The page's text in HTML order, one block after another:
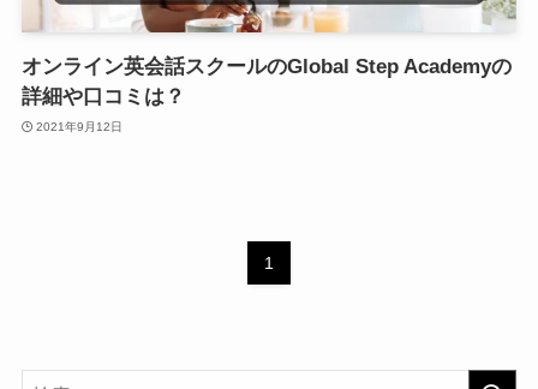
オンライン英会話スクールのGlobal Step Academyの
詳細や口コミは？
2021年9月12日
1